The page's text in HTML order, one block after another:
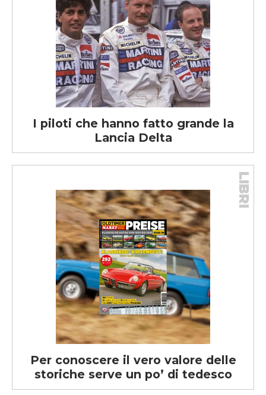
I piloti che hanno fatto grande la
Lancia Delta
Per conoscere il vero valore delle
storiche serve un po’ di tedesco
LIBRI